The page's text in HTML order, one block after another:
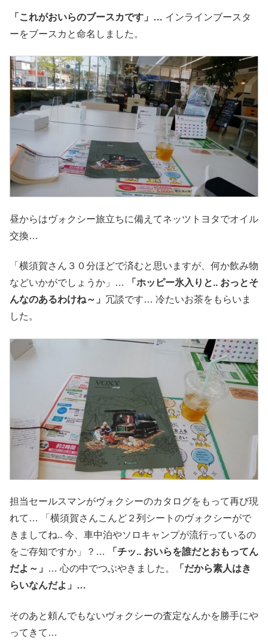
「これがおいらのブースカです」… インラインブースタ
ーをブースカと命名しました。
昼からはヴォクシー旅立ちに備えてネッツトヨタでオイル
交換…
「横須賀さん３０分ほどで済むと思いますが、何か飲み物
などいかがでしょうか」…
「ホッピー氷入りと.. おっとそ
んなのあるわけね～」 冗談です… 冷たいお茶をもらいま
した。
担当セールスマンがヴォクシーのカタログをもって再び現
れて… 「横須賀さんこんど２列シートのヴォクシーがで
きましてね.. 今、車中泊やソロキャンプが流行っているの
をご存知ですか」？…
「チッ.. おいらを誰だとおもってん
だよ～」
… 心の中でつぶやきました。
「だから素人はき
らいなんだよ」…
そのあと頼んでもないヴォクシーの査定なんかを勝手にや
ってきて…